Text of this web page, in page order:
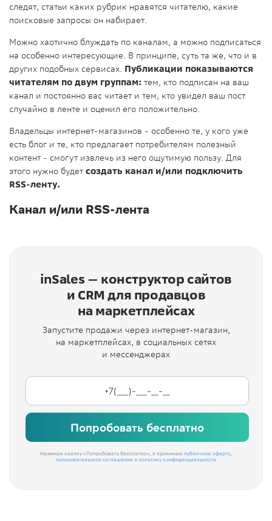
следят, статьи каких рубрик нравятся читателю, какие
поисковые запросы он набирает.
Можно хаотично блуждать по каналам, а можно подписаться
на особенно интересующие. В принципе, суть та же, что и в
других подобных сервисах. Публикации показываются
читателям по двум группам: тем, кто подписан на ваш
канал и постоянно вас читает и тем, кто увидел ваш пост
случайно в ленте и оценил его положительно.
Владельцы интернет-магазинов - особенно те, у кого уже
есть блог и те, кто предлагает потребителям полезный
контент - смогут извлечь из него ощутимую пользу. Для
этого нужно будет создать канал и/или подключить
RSS-ленту.
Канал и/или RSS-лента
inSales — конструктор сайтов
и CRM для продавцов
на маркетплейсах
Запустите продажи через интернет-магазин,
на маркетплейсах, в социальных сетях
и мессенджерах
Попробовать бесплатно
Нажимая кнопку «Попробовать бесплатно», я принимаю публичную оферту
пользовательское соглашение и политику конфиденциальности